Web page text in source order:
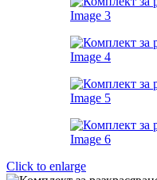
Click to enlarge